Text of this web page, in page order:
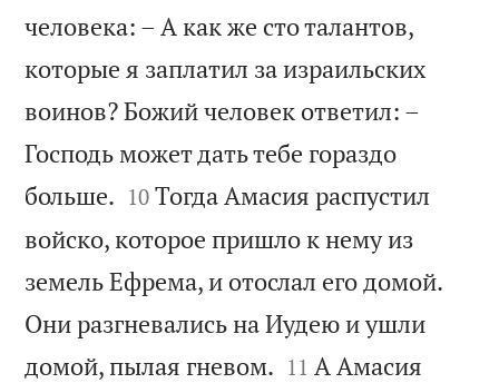
человека: – А как же сто талантов,
которые я заплатил за израильских
воинов? Божий человек ответил: –
Господь может дать тебе гораздо
больше. 

10 Тогда Амасия распустил
войско, которое пришло к нему из
земель Ефрема, и отослал его домой.
Они разгневались на Иудею и ушли
домой, пылая гневом. 

11 А Амасия